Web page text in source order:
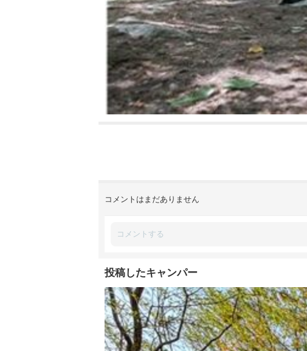
コメントはまだありません
投稿したキャンパー